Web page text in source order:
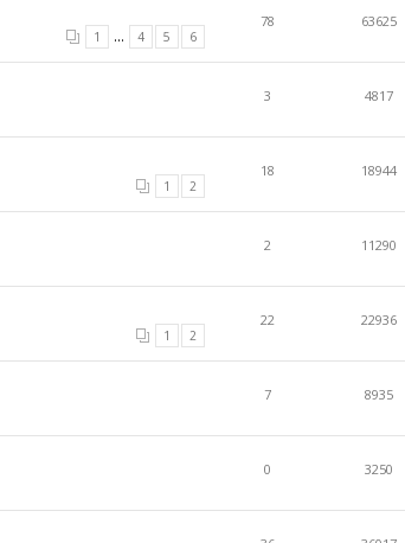
1 ... 4 5 6
78 63625
3 4817
1 2
18 18944
2 11290
1 2
22 22936
7 8935
0 3250